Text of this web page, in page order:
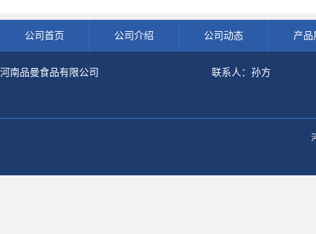
公司首页 公司介绍 公司动态 产品
河南品曼食品有限公司 联系人：孙方